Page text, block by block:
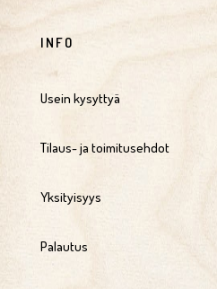
INFO
Usein kysyttyä
Tilaus- ja toimitusehdot
Yksityisyys
Palautus